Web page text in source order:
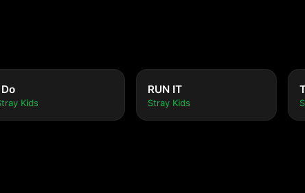
Do
Kids
RUN IT
Stray Kids